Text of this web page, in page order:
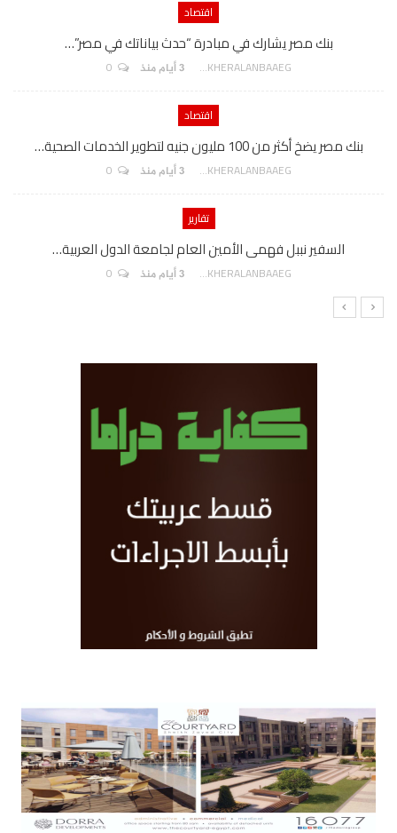
اقتصاد
بنك مصر يشارك في مبادرة “حدث بياناتك في مصر”…
AKHERALANBAAEG 3 أيام منذ
اقتصاد
بنك مصر يضخ أكثر من 100 مليون جنيه لتطوير الخدمات الصحية…
AKHERALANBAAEG 3 أيام منذ
تقارير
السفير نببل فهمى الأمين العام لجامعة الدول العربية…
AKHERALANBAAEG 3 أيام منذ